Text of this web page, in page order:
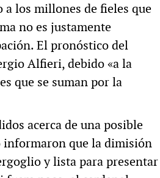
los millones de fieles que
no es justamente
El pronóstico del
Alfieri, debido «a la
que se suman por la
acerca de una posible
informaron que la dimisión
y lista para presentar